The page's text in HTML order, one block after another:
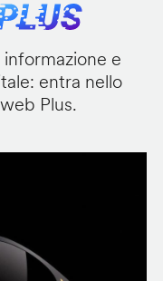
e
entra nello
Plus.